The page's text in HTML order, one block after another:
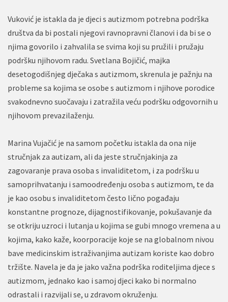
Vuković je istakla da je djeci s autizmom potrebna podrška
društva da bi postali njegovi ravnopravni članovi i da bi se o
njima govorilo i zahvalila se svima koji su pružili i pružaju
podršku njihovom radu. Svetlana Bojičić, majka
desetogodišnjeg dječaka s autizmom, skrenula je pažnju na
probleme sa kojima se osobe s autizmom i njihove porodice
svakodnevno suočavaju i zatražila veću podršku odgovornih u
njihovom prevazilaženju.
Marina Vujačić je na samom početku istakla da ona nije
stručnjak za autizam, ali da jeste stručnjakinja za
zagovaranje prava osoba s invaliditetom, i za podršku u
samoprihvatanju i samoodređenju osoba s autizmom, te da
je kao osobu s invaliditetom često lično pogađaju
konstantne prognoze, dijagnostifikovanje, pokušavanje da
se otkriju uzroci i lutanja u kojima se gubi mnogo vremena a u
kojima, kako kaže, koorporacije koje se na globalnom nivou
bave medicinskim istraživanjima autizam koriste kao dobro
tržište. Navela je da je jako važna podrška roditeljima djece s
autizmom, jednako kao i samoj djeci kako bi normalno
odrastali i razvijali se, u zdravom okruženju.